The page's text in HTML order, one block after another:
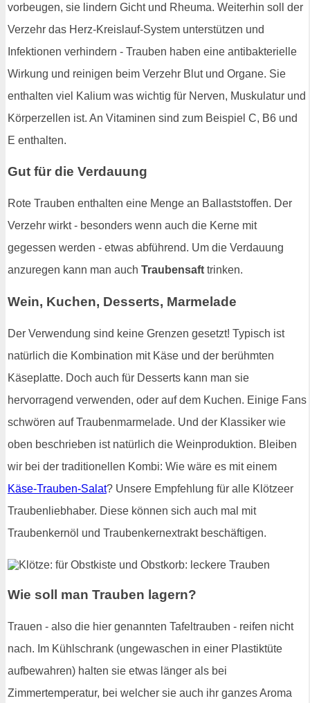
vorbeugen, sie lindern Gicht und Rheuma. Weiterhin soll der
Verzehr das Herz-Kreislauf-System unterstützen und
Infektionen verhindern - Trauben haben eine antibakterielle
Wirkung und reinigen beim Verzehr Blut und Organe. Sie
enthalten viel Kalium was wichtig für Nerven, Muskulatur und
Körperzellen ist. An Vitaminen sind zum Beispiel C, B6 und
E enthalten.
Gut für die Verdauung
Rote Trauben enthalten eine Menge an Ballaststoffen. Der
Verzehr wirkt - besonders wenn auch die Kerne mit
gegessen werden - etwas abführend. Um die Verdauung
anzuregen kann man auch Traubensaft trinken.
Wein, Kuchen, Desserts, Marmelade
Der Verwendung sind keine Grenzen gesetzt! Typisch ist
natürlich die Kombination mit Käse und der berühmten
Käseplatte. Doch auch für Desserts kann man sie
hervorragend verwenden, oder auf dem Kuchen. Einige Fans
schwören auf Traubenmarmelade. Und der Klassiker wie
oben beschrieben ist natürlich die Weinproduktion. Bleiben
wir bei der traditionellen Kombi: Wie wäre es mit einem
Käse-Trauben-Salat? Unsere Empfehlung für alle Klötzeer
Traubenliebhaber. Diese können sich auch mal mit
Traubenkernöl und Traubenkernextrakt beschäftigen.
Wie soll man Trauben lagern?
Trauen - also die hier genannten Tafeltrauben - reifen nicht
nach. Im Kühlschrank (ungewaschen in einer Plastiktüte
aufbewahren) halten sie etwas länger als bei
Zimmertemperatur, bei welcher sie auch ihr ganzes Aroma